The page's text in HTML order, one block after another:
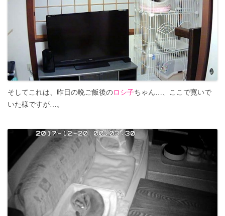
そしてこれは、昨日の晩ご飯後のロシ子ちゃん…、ここで寛いで
いた様ですが…。